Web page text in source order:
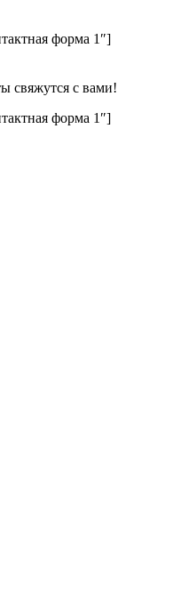
форма 1″]
свяжутся с вами!
форма 1″]